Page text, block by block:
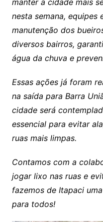
manter a cidade mais
nesta semana, equipes
manutenção dos
diversos bairros,
água da chuva e
Essas ações já foram
na saída para Barra
cidade será
essencial para evitar
ruas mais limpas.
Contamos com a
jogar lixo nas ruas e
fazemos de Itapaci
para todos!